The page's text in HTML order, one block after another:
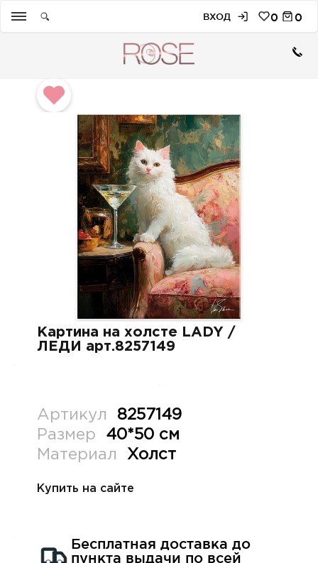
ВХОД 0 0
Картина на холсте LADY /
ЛЕДИ арт.8257149
Артикул
8257149
Размер
40*50 см
Материал
Холст
Купить на сайте
Бесплатная доставка до
пункта выдачи по всей